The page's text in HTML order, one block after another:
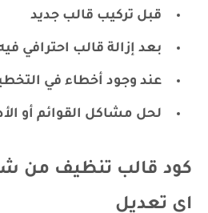
قبل تركيب قالب جديد
بعد إزالة قالب احترافي
عند وجود أخطاء في
لحل مشاكل القوائم أو
كود قالب تنظيف من
اي تعديل